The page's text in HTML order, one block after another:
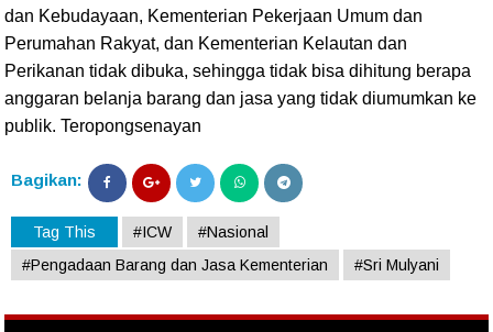
dan Kebudayaan, Kementerian Pekerjaan Umum dan
Perumahan Rakyat, dan Kementerian Kelautan dan
Perikanan tidak dibuka, sehingga tidak bisa dihitung berapa
anggaran belanja barang dan jasa yang tidak diumumkan ke
publik. Teropongsenayan
Bagikan:
Tag This #ICW
#Nasional
#Pengadaan Barang dan Jasa Kementerian
#Sri Mulyani